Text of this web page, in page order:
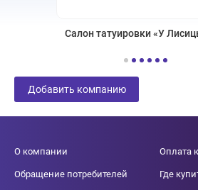
Салон татуировки «У
Добавить компанию
О компании
Обращение потребителей
Оплата
Где